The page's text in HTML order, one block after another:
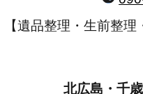
【遺品整理・生前整
北広島・千